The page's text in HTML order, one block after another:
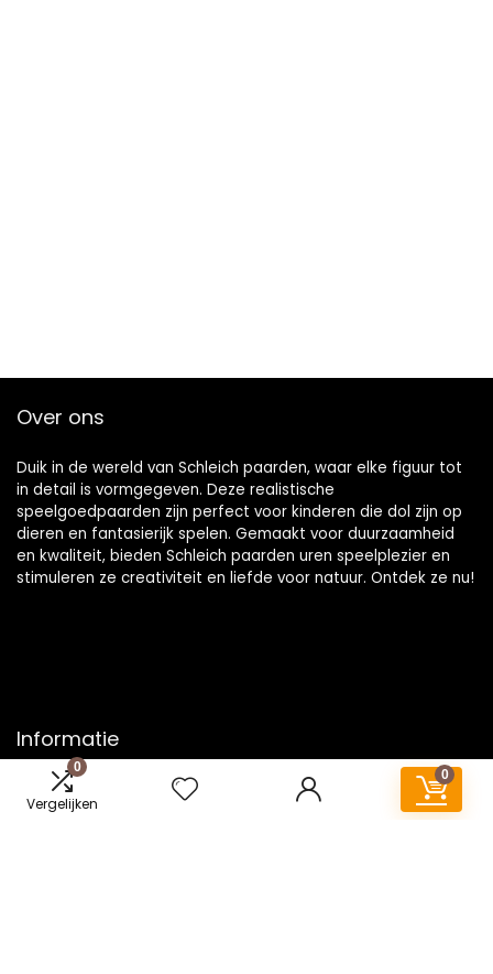
0
Vergelijken
0
Over ons
Duik in de wereld van Schleich paarden, waar elke figuur tot
in detail is vormgegeven. Deze realistische
speelgoedpaarden zijn perfect voor kinderen die dol zijn op
dieren en fantasierijk spelen. Gemaakt voor duurzaamheid
en kwaliteit, bieden Schleich paarden uren speelplezier en
stimuleren ze creativiteit en liefde voor natuur. Ontdek ze nu!
Informatie
Contact